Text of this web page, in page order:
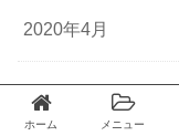
2020年4月
2020年3月
ホーム メニュー
Twitter